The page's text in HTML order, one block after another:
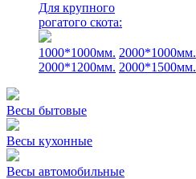
Для крупного
рогатого скота:
1000*1000мм. 2000*1000мм.
2000*1200мм. 2000*1500мм.
Весы бытовые
Весы кухонные
Весы автомобильные